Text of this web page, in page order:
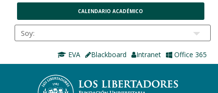
CALENDARIO ACADÉMICO
EVA Blackboard Intranet Office 365